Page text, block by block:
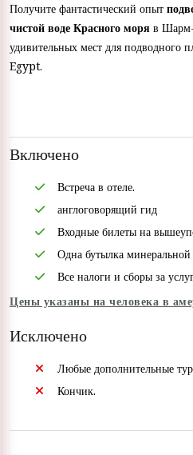
Получите фантастический опыт
чистой воде Красного моря в
удивительных мест для подводного
Egypt.
Включено
Встреча в отеле.
англоговорящий гид
Входные билеты на
Одна бутылка
Все налоги и сборы за
Цены указаны на человека в
Исключено
Любые дополнительные
Кончик.